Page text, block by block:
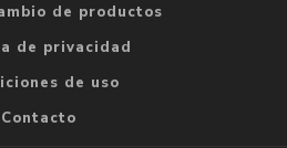
de productos
de privacidad
de uso
Contacto